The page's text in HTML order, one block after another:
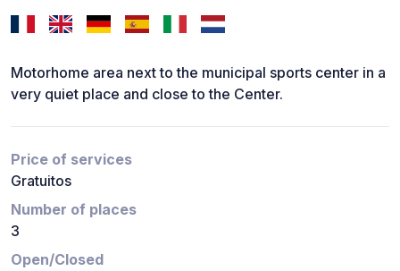
Motorhome area next to the municipal sports center in a
very quiet place and close to the Center.
Price of services
Gratuitos
Number of places
3
Open/Closed